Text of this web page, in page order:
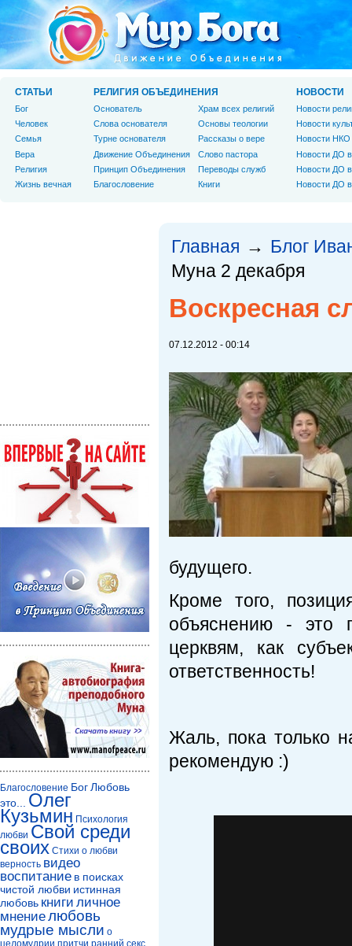
Главная → Блог
Муна 2 декабря
Воскресная
07.12.2012 - 00:14
будущего.
Кроме того,
объяснению - это
церквям, как
ответственность!
Жаль, пока только
рекомендую :)
СТАТЬИ
Бог
Человек
Cемья
Вера
Религия
Жизнь вечная
РЕЛИГИЯ ОБЪЕДИНЕНИЯ
Основатель
Слова основателя
Турне основателя
Движение Объединения
Принцип Объединения
Благословение
Храм всех религий
Основы теологии
Рассказы о вере
Слово пастора
Переводы служб
Книги
НОВОСТИ
Новости
Новости
Новости НКО
Новости ДО
Новости ДО
Новости ДО
Благословение БогЛюбовь
это...
Олег
Кузьмин Психология
любви Свой среди
своих Стихи о любви
верность видео
воспитание в поисках
чистой любви истинная
любовь книги личное
мнениелюбовь
мудрые мысли о
целомудрии притчи ранний секс